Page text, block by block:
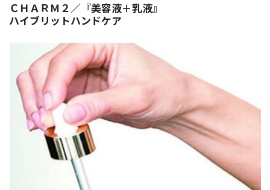
ＣＨＡＲＭ２／『美容液＋乳液』
ハイブリットハンドケア